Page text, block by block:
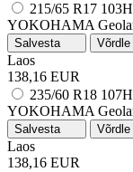
215/65 R17 103H
YOKOHAMA
Salvesta Võrdle
Laos
138,16 EUR
235/60 R18 107H
YOKOHAMA
Salvesta Võrdle
Laos
138,16 EUR